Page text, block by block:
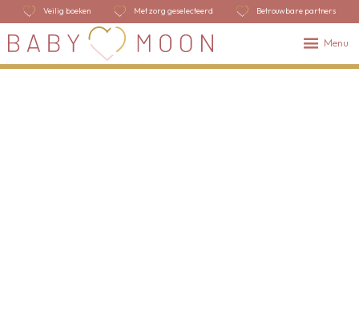
Veilig boeken Met zorg geselecteerd Betrouwbare partners
Menu